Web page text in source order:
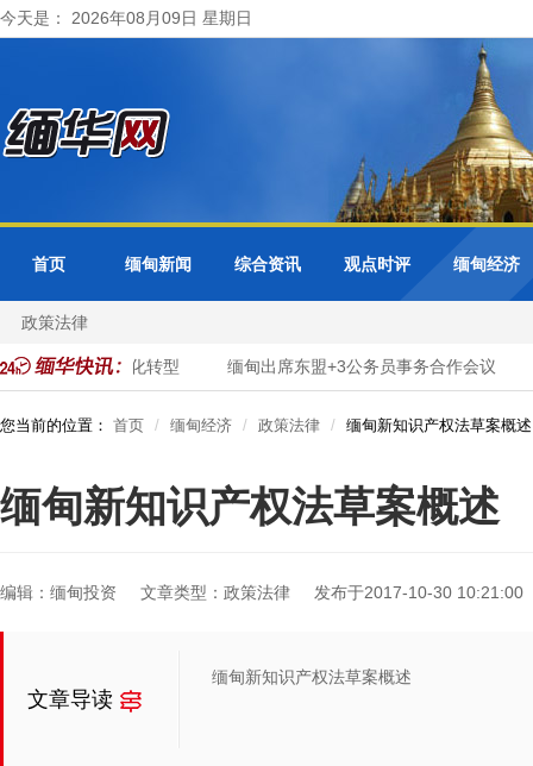
今天是： 2026年08月09日 星期日
首页 缅甸新闻 综合资讯 观点时评 缅甸经济
政策法律
市政服务数字化转型 缅甸出席东盟+3公务员事务合作会议
您当前的位置： 首页 缅甸经济 政策法律 缅甸新知识产权法草案概述
缅甸新知识产权法草案概述
编辑：缅甸投资 文章类型：政策法律 发布于2017-10-30 10:21:00
文章导读
缅甸新知识产权法草案概述